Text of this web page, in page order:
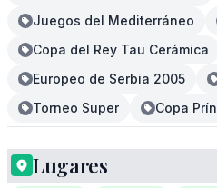
Juegos del Mediterráneo
Copa del Rey Tau Cerámica
Europeo de Serbia 2005
Torneo Super
Copa
Lugares